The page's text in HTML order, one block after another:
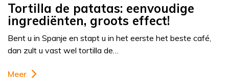
Tortilla de patatas: eenvoudige
ingrediënten, groots effect!
Bent u in Spanje en stapt u in het eerste het beste café,
dan zult u vast wel tortilla de…
Meer